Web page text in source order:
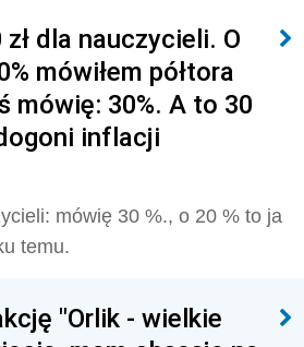
dla nauczycieli. O
mówiłem półtora
mówię: 30%. A to 30
inflacji
mówię 30 %., o 20 % to ja
temu.
"Orlik - wielkie